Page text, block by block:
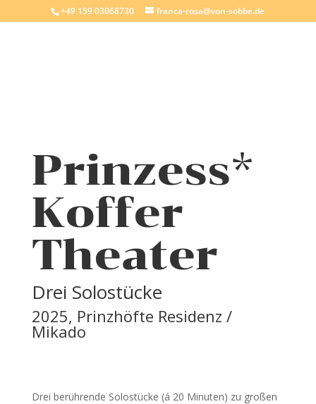
+49 159 03068730 franca-rosa@von-sobbe.de
Prinzess*
Koffer
Theater
Drei Solostücke
2025, Prinzhöfte Residenz /
Mikado
Drei berührende Solostücke (á 20 Minuten) zu großen